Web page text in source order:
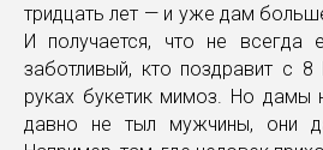
тридцать лет — и уже дам
И получается, что не всегда
заботливый, кто поздравит с
руках букетик мимоз. Но дамы
давно не тыл мужчины, они